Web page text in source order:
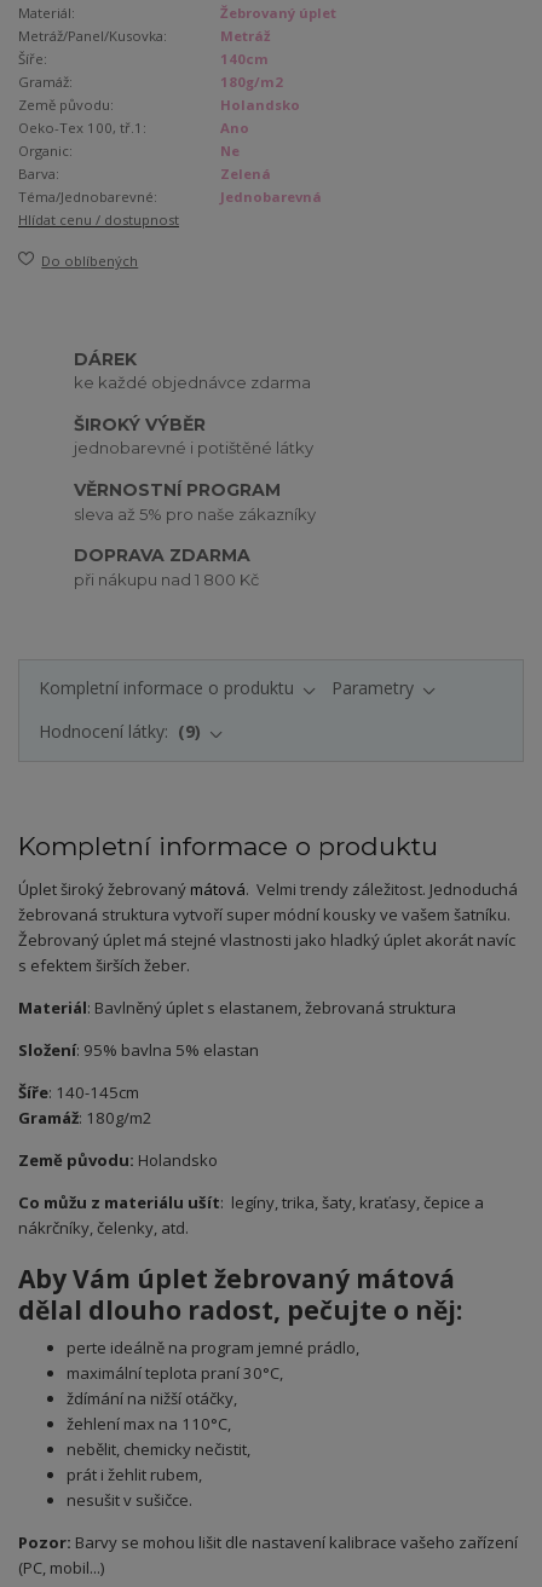
Materiál:
Žebrovaný úplet
Metráž/Panel/Kusovka:
Metráž
Šíře:
140cm
Gramáž:
180g/m2
Země původu:
Holandsko
Oeko-Tex 100, tř.1:
Ano
Organic:
Ne
Barva:
Zelená
Téma/Jednobarevné:
Jednobarevná
Hlídat cenu / dostupnost
Do oblíbených
DÁREK
ke každé objednávce zdarma
ŠIROKÝ VÝBĚR
jednobarevné i potištěné látky
VĚRNOSTNÍ PROGRAM
sleva až 5% pro naše zákazníky
DOPRAVA ZDARMA
při nákupu nad 1 800 Kč
Kompletní informace o produktu
Parametry
Hodnocení látky:
9
Kompletní informace o produktu
Úplet široký žebrovaný mátová. Velmi trendy záležitost. Jednoduchá
žebrovaná struktura vytvoří super módní kousky ve vašem šatníku.
Žebrovaný úplet má stejné vlastnosti jako hladký úplet akorát navíc
s efektem širších žeber.
Materiál: Bavlněný úplet s elastanem, žebrovaná struktura
Složení: 95% bavlna 5% elastan
Šíře: 140-145cm
Gramáž: 180g/m2
Země původu: Holandsko
Co můžu z materiálu ušít: legíny, trika, šaty, kraťasy, čepice a
nákrčníky, čelenky, atd.
Aby Vám úplet žebrovaný mátová
dělal dlouho radost, pečujte o něj:
perte ideálně na program jemné prádlo,
maximální teplota praní 30°C,
ždímání na nižší otáčky,
žehlení max na 110°C,
nebělit, chemicky nečistit,
prát i žehlit rubem,
nesušit v sušičce.
Pozor: Barvy se mohou lišit dle nastavení kalibrace vašeho zařízení
(PC, mobil...)